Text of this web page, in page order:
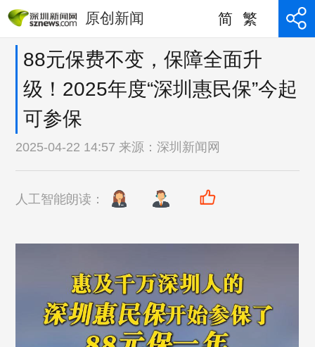
原创新闻 简 繁
88元保费不变，保障全面升
级！2025年度“深圳惠民保”今起
可参保
2025-04-22 14:57 来源：深圳新闻网
人工智能朗读：